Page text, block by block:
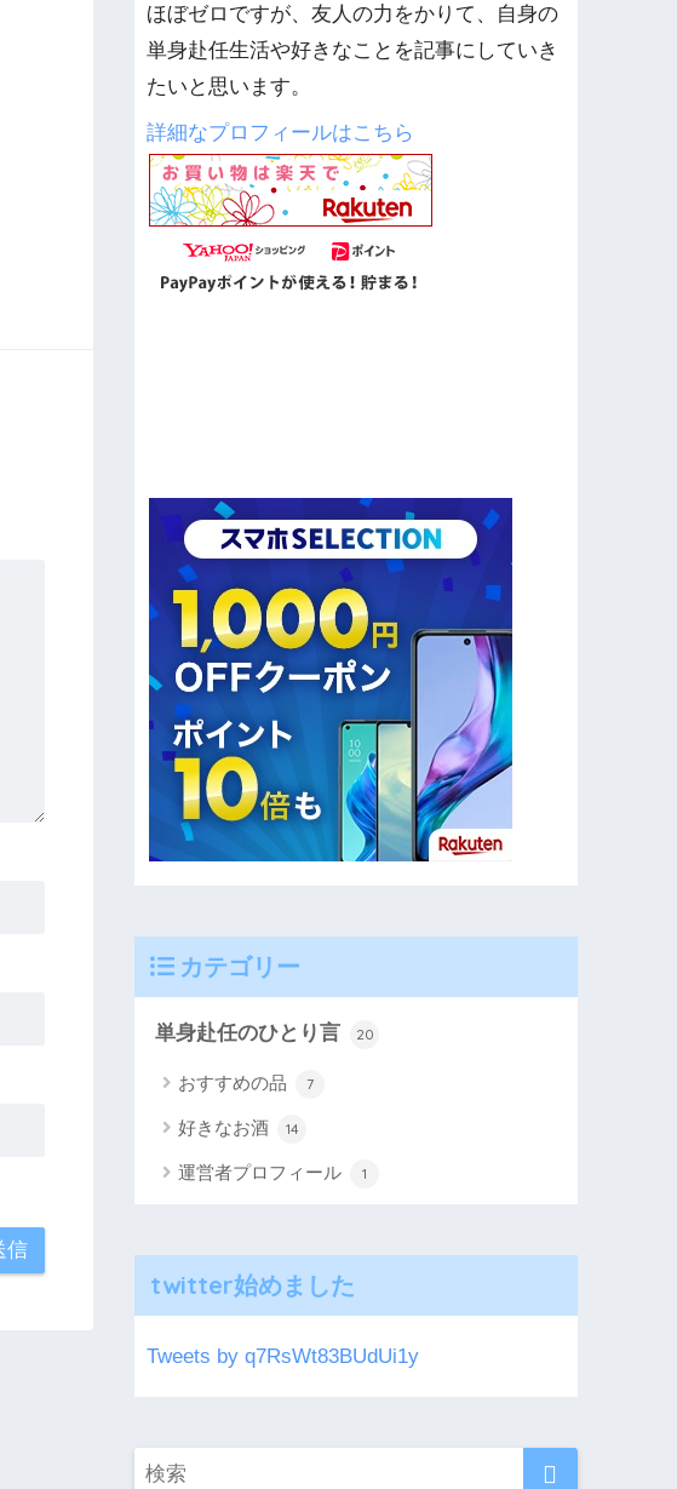
ほぼゼロですが、友人の力をかりて、自身の
単身赴任生活や好きなことを記事にしていき
たいと思います。
詳細なプロフィールはこちら
カテゴリー
単身赴任のひとり言 20
おすすめの品 7
好きなお酒 14
運営者プロフィール 1
twitter始めました
Tweets by q7RsWt83BUdUi1y